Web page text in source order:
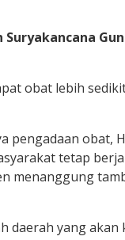
obat lebih
pengadaan obat,
tetap
menanggung
daerah yang akan